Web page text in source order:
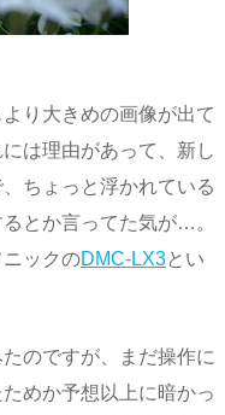
り大きめの画像が出て
は理由があって、新し
ちょっと浮かれている
とか言ってた気が…。
ックのDMC-LX3とい
のですが、まだ操作に
めか予想以上に暗かっ